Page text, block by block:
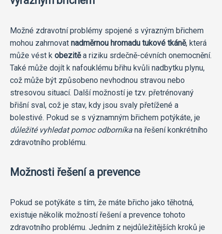
Možné zdravotní problémy spojené s výrazným břichem
mohou zahrnovat nadměrnou hromadu tukové tkáně, která
může vést k obezitěa riziku srdečně-cévních onemocnění.
Také může dojít k nafouklému břihu kvůli nadbytku plynu,
což může být způsobeno nevhodnou stravou nebo
stresovou situací. Další možností je tzv. přetrénovaný
břišní sval, což je stav, kdy jsou svaly přetížené a
bolestivé. Pokud se s významným břichem potýkáte, je
důležité vyhledat pomoc odborníka na řešení konkrétního
zdravotního problému.
Možnosti řešení a prevence
Pokud se potýkáte s tím, že máte břicho jako těhotná,
existuje několik možností řešení a prevence tohoto
zdravotního problému. Jedním z nejdůležitějších kroků je